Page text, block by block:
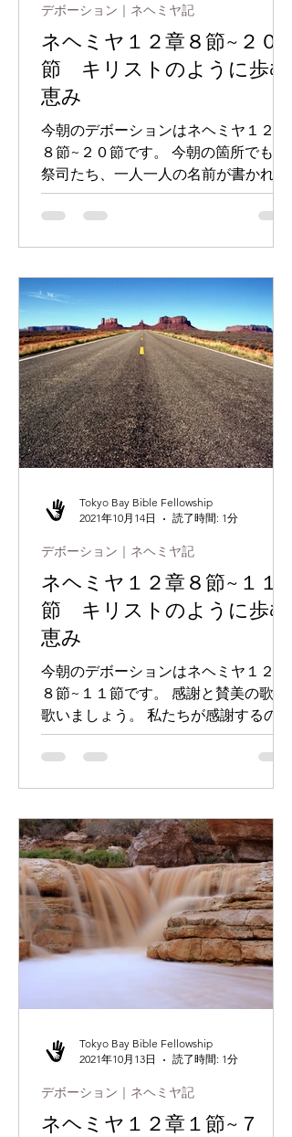
ネヘミヤ１２章８節~２０
節 キリストのように歩む
恵み
今朝のデボーションはネヘミヤ１２章
８節~２０節です。 今朝の箇所でも、
祭司たち、一人一人の名前が書かれて
います。神様は私たち一人一人に御関
心があり、愛されています。 私たちは
とができるのです。（参照 エペソ...
デボーション｜ネヘミヤ記
ネヘミヤ１２章８節~１１
節 キリストのように歩む
恵み
今朝のデボーションはネヘミヤ１２章
８節~１１節です。 感謝と賛美の歌を
歌いましょう。 私たちが感謝するの
は、与えられた後も含まれますが、与
えられ、受け取る前に感謝すること
しい状況に置かれた時に、感謝し、賛
美を...
デボーション｜ネヘミヤ記
Tokyo Bay Bible Fellowship
2021年10月14日
読了時間: 1分
ネヘミヤ１２章１節~７
デボーション｜ネヘミヤ記
Tokyo Bay Bible Fellowship
2021年10月13日
読了時間: 1分